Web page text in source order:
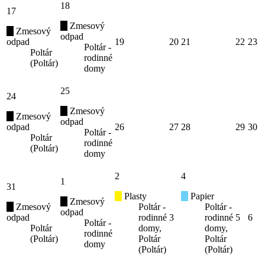
17
Zmesový
odpad
Poltár
(Poltár)
18
Zmesový
odpad
Poltár -
rodinné
domy
19 20 21 22 23
24
Zmesový
odpad
Poltár
(Poltár)
25
Zmesový
odpad
Poltár -
rodinné
domy
26 27 28 29 30
31
Zmesový
odpad
Poltár
(Poltár)
1
Zmesový
odpad
Poltár -
rodinné
domy
2
Plasty
Poltár -
rodinné
domy,
Poltár
(Poltár)
3
4
Papier
Poltár -
rodinné
domy,
Poltár
(Poltár)
5 6